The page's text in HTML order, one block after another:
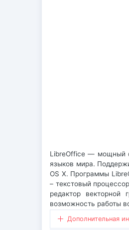
LibreOffice — мощный
языков мира.
OS X. Программы
– текстовый
редактор
возможность работы
Дополнительная